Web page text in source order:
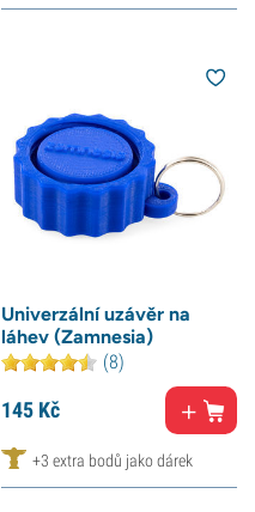
Univerzální uzávěr na
láhev (Zamnesia)
(8)
145 Kč
+3 extra bodů jako dárek